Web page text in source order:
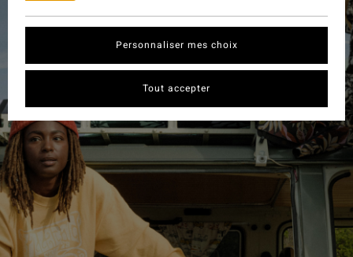
Personnaliser mes choix
Tout accepter